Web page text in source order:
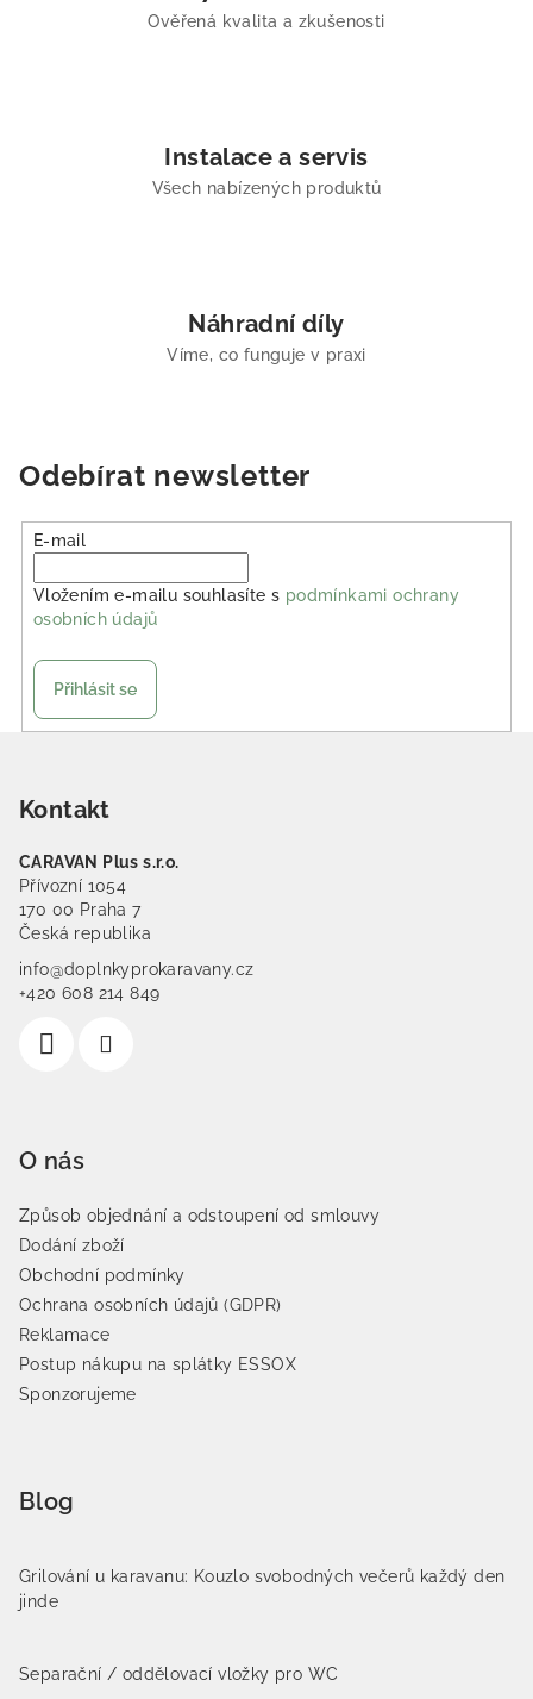
Ověřená kvalita a zkušenosti
Instalace a servis
Všech nabízených produktů
Náhradní díly
Víme, co funguje v praxi
Odebírat newsletter
E-mail
Vložením e-mailu souhlasíte s podmínkami ochrany
osobních údajů
Přihlásit se
Kontakt
CARAVAN Plus s.r.o.
Přívozní 1054
170 00 Praha 7
Česká republika
info@doplnkyprokaravany.cz
+420 608 214 849
O nás
Způsob objednání a odstoupení od smlouvy
Dodání zboží
Obchodní podmínky
Ochrana osobních údajů (GDPR)
Reklamace
Postup nákupu na splátky ESSOX
Sponzorujeme
Blog
Grilování u karavanu: Kouzlo svobodných večerů každý den
jinde
Separační / oddělovací vložky pro WC